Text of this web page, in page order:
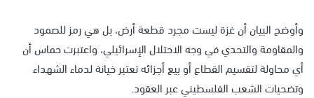
وأوضح البيان أن غزة ليست مجرد قطعة أرض، بل هي رمز للصمود
والمقاومة والتحدي في وجه الاحتلال الإسرائيلي، واعتبرت حماس أن
أي محاولة لتقسيم القطاع أو بيع أجزائه تعتبر خيانة لدماء الشهداء
وتضحيات الشعب الفلسطيني عبر العقود.